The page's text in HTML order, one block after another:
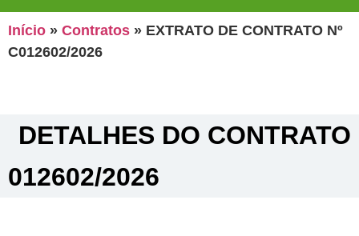
Início » Contratos » EXTRATO DE CONTRATO Nº
C012602/2026
DETALHES DO CONTRATO​
012602/2026